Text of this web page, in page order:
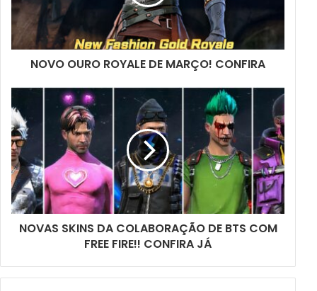
NOVO OURO ROYALE DE MARÇO! CONFIRA
NOVAS SKINS DA COLABORAÇÃO DE BTS COM
FREE FIRE!! CONFIRA JÁ